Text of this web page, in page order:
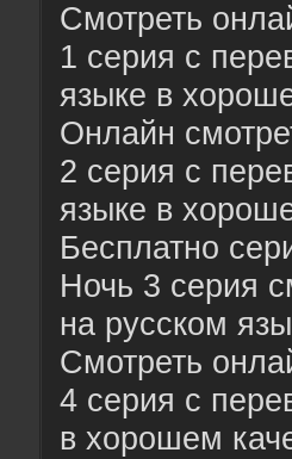
Смотреть
1 серия с
языке в
Онлайн
2 серия с
языке в
Бесплатно
Ночь 3 серия
на русском
Смотреть
4 серия с
в хорошем